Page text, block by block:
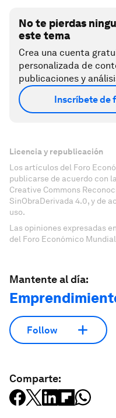
No te pierdas
este tema
Crea una cuenta
personalizada de
publicaciones y
Inscríbete de
Licencia y republicación
Los artículos del Foro
publicarse de acuerdo con
Creative Commons
SinObraDerivada 4.0, y de
uso.
Las opiniones expresadas
del Foro Económico
Mantente al día:
Follow
Comparte: